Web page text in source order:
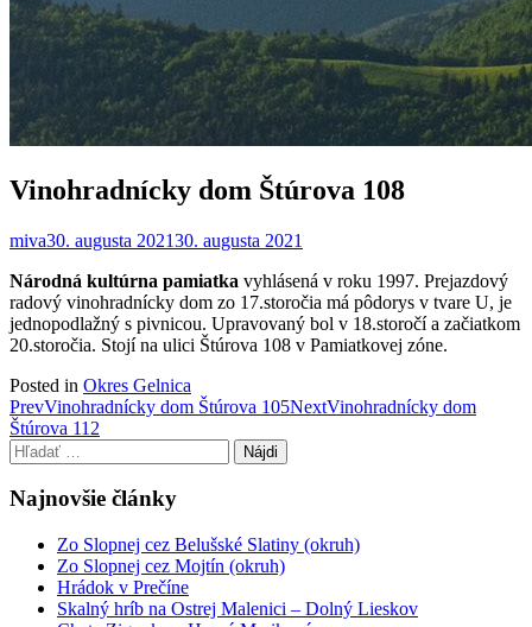
Vinohradnícky dom Štúrova 108
miva30. augusta 202130. augusta 2021
Národná kultúrna pamiatka vyhlásená v roku 1997. Prejazdový
radový vinohradnícky dom zo 17.storočia má pôdorys v tvare U, je
jednopodlažný s pivnicou. Upravovaný bol v 18.storočí a začiatkom
20.storočia. Stojí na ulici Štúrova 108 v Pamiatkovej zóne.
Posted in Okres Gelnica
Post
navigation
PrevVinohradnícky dom Štúrova 105NextVinohradnícky dom
Štúrova 112
Hľadať:
Najnovšie články
Zo Slopnej cez Belušské Slatiny (okruh)
Zo Slopnej cez Mojtín (okruh)
Hrádok v Prečíne
Skalný hríb na Ostrej Malenici – Dolný Lieskov